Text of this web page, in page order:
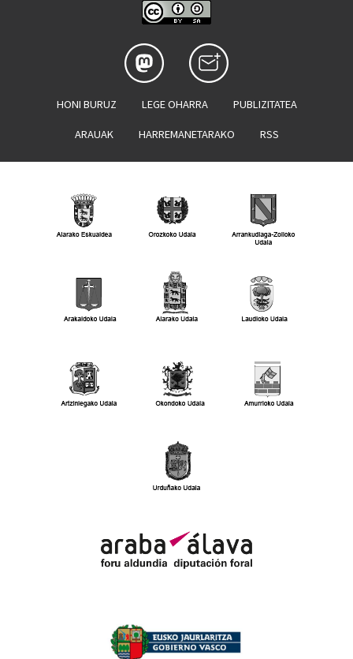
HONI BURUZ LEGE OHARRA PUBLIZITATEA
ARAUAK HARREMANETARAKO RSS